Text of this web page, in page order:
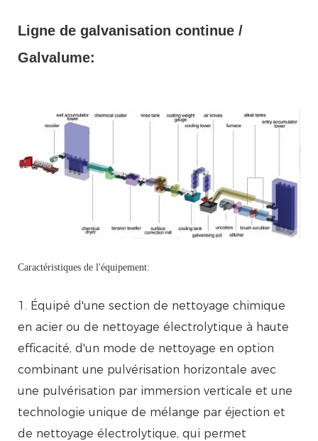
Ligne de galvanisation continue /
Galvalume:
Caractéristiques de l'équipement:
1. Équipé d'une section de nettoyage chimique
en acier ou de nettoyage électrolytique à haute
efficacité, d'un mode de nettoyage en option
combinant une pulvérisation horizontale avec
une pulvérisation par immersion verticale et une
technologie unique de mélange par éjection et
de nettoyage électrolytique, qui permet